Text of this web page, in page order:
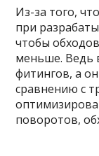
Из-за того,
при
чтобы
меньше. Ведь
фитингов, а
сравнению с
поворотов,